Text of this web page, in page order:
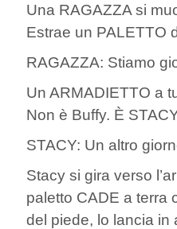
Una RAGAZZA si
Estrae un PALETTO
RAGAZZA: Stiamo
Un ARMADIETTO a
Non è Buffy. È
STACY: Un altro
Stacy si gira verso
paletto CADE a terra
del piede, lo lancia in